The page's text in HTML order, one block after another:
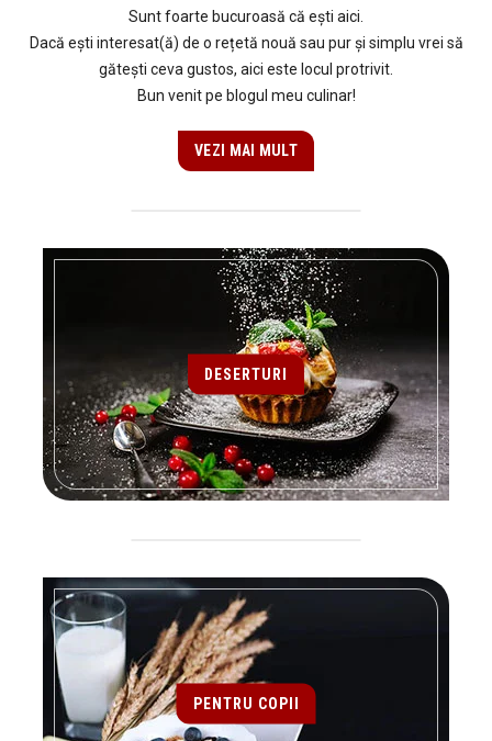
Sunt foarte bucuroasă că ești aici.
Dacă ești interesat(ă) de o rețetă nouă sau pur și simplu vrei să
gătești ceva gustos, aici este locul protrivit.
Bun venit pe blogul meu culinar!
VEZI MAI MULT
DESERTURI
PENTRU COPII